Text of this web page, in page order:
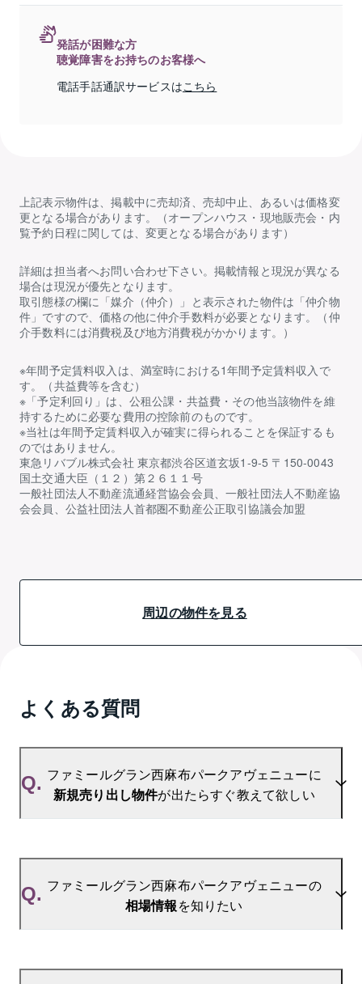
発話が困難な方
聴覚障害をお持ちのお客様へ
電話手話通訳サービスはこちら
上記表示物件は、掲載中に売却済、売却中止、あるいは価格変
更となる場合があります。（オープンハウス・現地販売会・内
覧予約日程に関しては、変更となる場合があります）
詳細は担当者へお問い合わせ下さい。掲載情報と現況が異なる
場合は現況が優先となります。
取引態様の欄に「媒介（仲介）」と表示された物件は「仲介物
件」ですので、価格の他に仲介手数料が必要となります。（仲
介手数料には消費税及び地方消費税がかかります。）
※年間予定賃料収入は、満室時における1年間予定賃料収入で
す。（共益費等を含む）
※「予定利回り」は、公租公課・共益費・その他当該物件を維
持するために必要な費用の控除前のものです。
※当社は年間予定賃料収入が確実に得られることを保証するも
のではありません。
東急リバブル株式会社 東京都渋谷区道玄坂1-9-5 〒150-0043
国土交通大臣（１２）第２６１１号
一般社団法人不動産流通経営協会会員、一般社団法人不動産協
会会員、公益社団法人首都圏不動産公正取引協議会加盟
周辺の物件を見る
よくある質問
Q. ファミールグラン西麻布パークアヴェニューに
新規売り出し物件が出たらすぐ教えて欲しい
A.当サイトには、「売り出されたら教えて」リクエス
ト機能がございます。お気に入りのマンションをご
登録いただきますと、新着情報をいち早くお届けし
Q. ファミールグラン西麻布パークアヴェニューの
相場情報 を知りたい
A.参考相場価格、参考相場賃料を掲載しております。